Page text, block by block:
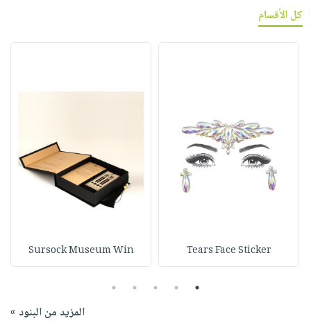
كل الأقسام
Tears Face Sticker
Sursock Museum Win
1
2
3
4
5
المزيد من البنود »